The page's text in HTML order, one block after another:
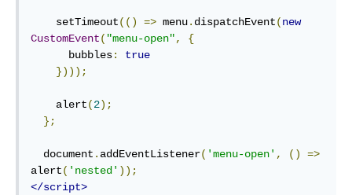
    setTimeout
(() => menu. dispatchEvent(new
CustomEvent( "menu-open",
{
      bubbles
:
true
})));
    alert
(2);
};
  document
. addEventListener( 'menu-open' , ()
=>
alert( 'nested' ));
</script>